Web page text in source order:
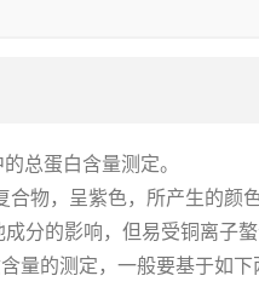
总蛋白含量测定。
物，呈紫色，所产生的颜
分的影响，但易受铜离子螯
量的测定，一般要基于如